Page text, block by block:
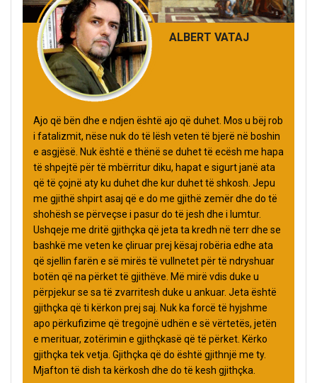
ALBERT VATAJ
Ajo që bën dhe e ndjen është ajo që duhet. Mos u bëj rob
i fatalizmit, nëse nuk do të lësh veten të bjerë në boshin
e asgjësë. Nuk është e thënë se duhet të ecësh me hapa
të shpejtë për të mbërritur diku, hapat e sigurt janë ata
që të çojnë aty ku duhet dhe kur duhet të shkosh. Jepu
me gjithë shpirt asaj që e do me gjithë zemër dhe do të
shohësh se përveçse i pasur do të jesh dhe i lumtur.
Ushqeje me dritë gjithçka që jeta ta kredh në terr dhe se
bashkë me veten ke çliruar prej kësaj robëria edhe ata
që sjellin farën e së mirës të vullnetet për të ndryshuar
botën që na përket të gjithëve. Më mirë vdis duke u
përpjekur se sa të zvarritesh duke u ankuar. Jeta është
gjithçka që ti kërkon prej saj. Nuk ka forcë të hyjshme
apo përkufizime që tregojnë udhën e së vërtetës, jetën
e merituar, zotërimin e gjithçkasë që të përket. Kërko
gjithçka tek vetja. Gjithçka që do është gjithnjë me ty.
Mjafton të dish ta kërkosh dhe do të kesh gjithçka.